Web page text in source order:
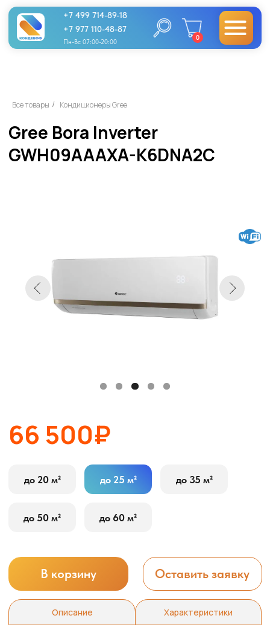
+7 499 714-89-18
+7 977 110-48-87
Пн-Вс 07:00-20:00
Все товары / Кондиционеры Gree
GWH09AAAXA-K6DNA2C
Описание
66 500₽